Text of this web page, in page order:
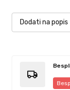
Dodati na popis